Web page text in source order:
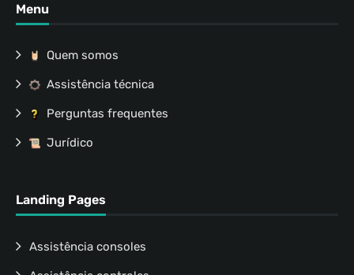
Menu
Quem somos
Assistência técnica
Perguntas frequentes
Jurídico
Landing Pages
Assistência consoles